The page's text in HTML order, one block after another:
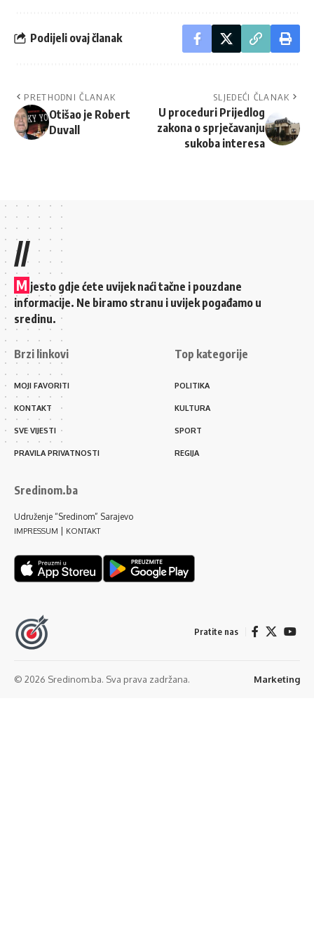
Podijeli ovaj članak
PRETHODNI ČLANAK
Otišao je Robert
Duvall
SLJEDEĆI ČLANAK
U proceduri Prijedlog
zakona o sprječavanju
sukoba interesa
//
M jesto gdje ćete uvijek naći tačne i pouzdane
informacije. Ne biramo stranu i uvijek pogađamo u
sredinu.
Brzi linkovi
MOJI FAVORITI
KONTAKT
SVE VIJESTI
PRAVILA PRIVATNOSTI
Top kategorije
POLITIKA
KULTURA
SPORT
REGIJA
Sredinom.ba
Udruženje “Sredinom” Sarajevo
IMPRESSUM KONTAKT
Pratite nas
© 2026 Sredinom.ba. Sva prava zadržana. Marketing